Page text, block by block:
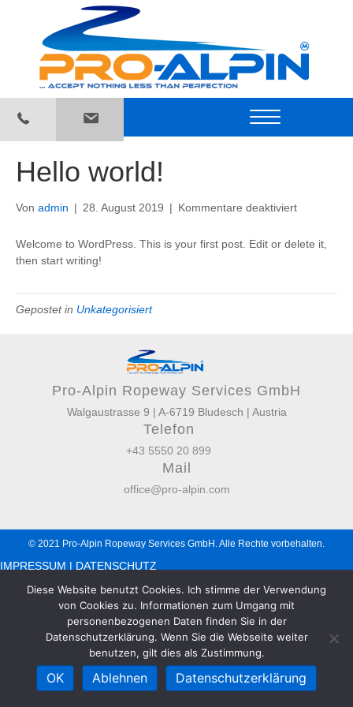
Hello world!
Von admin | 28. August 2019 | Kommentare deaktiviertfür
world!
Welcome to WordPress. This is your first post. Edit or delete it,
then start writing!
Gepostet in Unkategorisiert
Pro-Alpin Ropeway Services GmbH
Walgaustrasse 9 | A-6719 Bludesch | Austria
Telefon
+43 5550 20 899
Mail
office@pro-alpin.com
© 2021 Pro-Alpin Ropeway Services GmbH. Alle Rechte vorbehalten.
IMPRESSUM | DATENSCHUTZ
Diese Website benutzt Cookies. Ich stimme der Verwendung
von Cookies zu. Informationen zum Umgang mit
personenbezogenen Daten finden Sie in der
Datenschutzerklärung. Wenn Sie die Webseite weiter
benutzen, gilt dies als Zustimmung.
OK Ablehnen Datenschutzerklärung